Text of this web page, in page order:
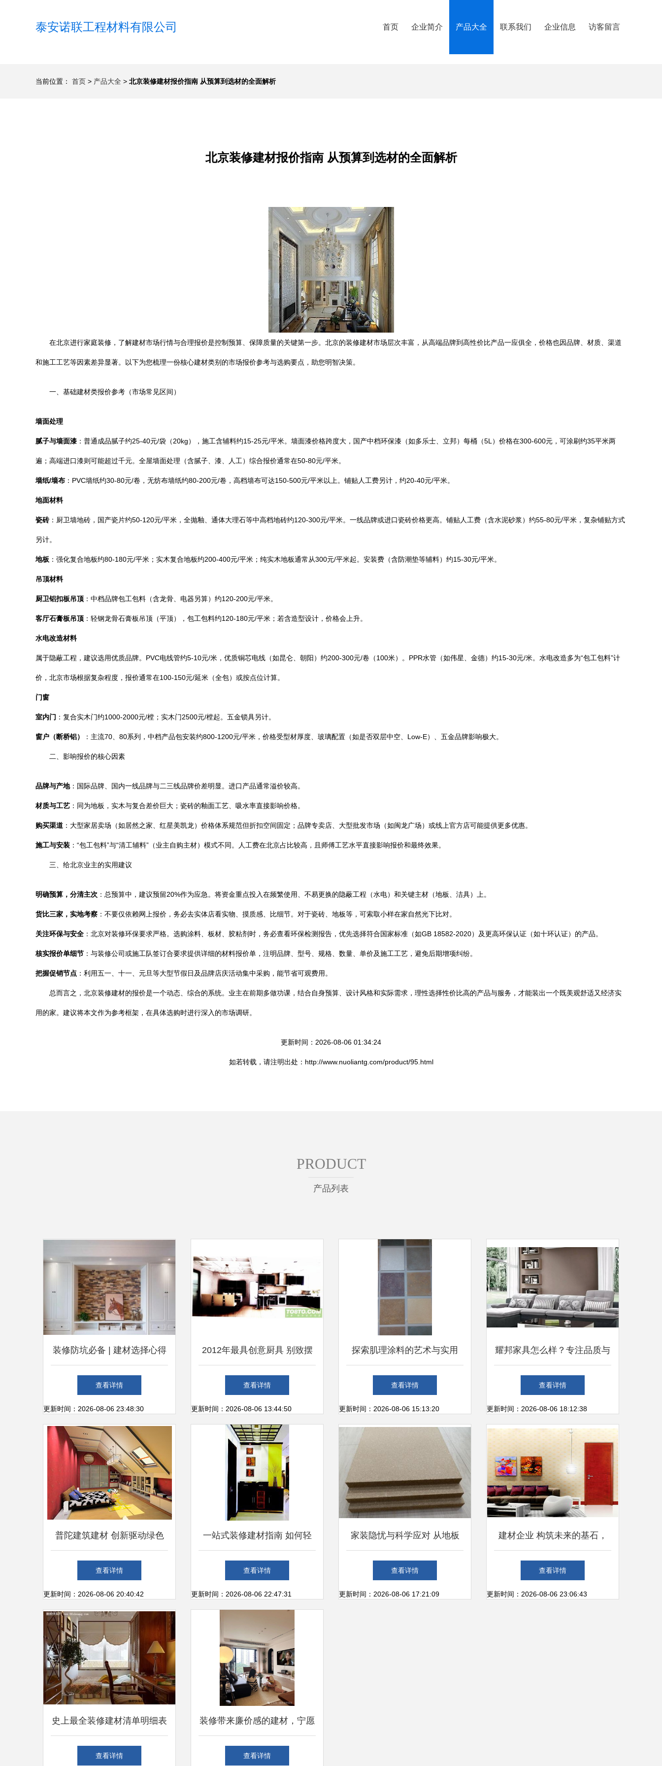
泰安诺联工程材料有限公司 首页 企业简介 产品大全 联系我们 企业信息 访客留言
当前位置： 首页 > 产品大全 > 北京装修建材报价指南 从预算到选材的全面解析
北京装修建材报价指南 从预算到选材的全面解析
在北京进行家庭装修，了解建材市场行情与合理报价是控制预算、保障质量的关键第一步。北京的装修建材市场层次丰富，从高端品牌到高性价比产品一应俱全，价格也因品牌、材质、渠道
和施工工艺等因素差异显著。以下为您梳理一份核心建材类别的市场报价参考与选购要点，助您明智决策。
一、基础建材类报价参考（市场常见区间）
墙面处理
腻子与墙面漆 ：普通成品腻子约25-40元/袋（20kg），施工含辅料约15-25元/平米。墙面漆价格跨度大，国产中档环保漆（如多乐士、立邦）每桶（5L）价格在300-600元，可涂刷约35平米两
遍；高端进口漆则可能超过千元。全屋墙面处理（含腻子、漆、人工）综合报价通常在50-80元/平米。
墙纸/墙布 ：PVC墙纸约30-80元/卷，无纺布墙纸约80-200元/卷，高档墙布可达150-500元/平米以上。铺贴人工费另计，约20-40元/平米。
地面材料
瓷砖：厨卫墙地砖，国产瓷片约50-120元/平米，全抛釉、通体大理石等中高档地砖约120-300元/平米。一线品牌或进口瓷砖价格更高。铺贴人工费（含水泥砂浆）约55-80元/平米，复杂铺贴方式
另计。
地板 ：强化复合地板约80-180元/平米；实木复合地板约200-400元/平米；纯实木地板通常从300元/平米起。安装费（含防潮垫等辅料）约15-30元/平米。
吊顶材料
厨卫铝扣板吊顶 ：中档品牌包工包料（含龙骨、电器另算）约120-200元/平米。
客厅石膏板吊顶 ：轻钢龙骨石膏板吊顶（平顶），包工包料约120-180元/平米；若含造型设计，价格会上升。
水电改造材料
属于隐蔽工程，建议选用优质品牌。PVC电线管约5-10元/米，优质铜芯电线（如昆仑、朝阳）约200-300元/卷（100米）。PPR水管（如伟星、金德）约15-30元/米。水电改造多为“包工包料”计
价，北京市场根据复杂程度，报价通常在100-150元/延米（全包）或按点位计算。
门窗
室内门 ：复合实木门约1000-2000元/樘；实木门2500元/樘起。五金锁具另计。
窗户（断桥铝） ：主流70、80系列，中档产品包安装约800-1200元/平米，价格受型材厚度、玻璃配置（如是否双层中空、Low-E）、五金品牌影响极大。
二、影响报价的核心因素
品牌与产地：国际品牌、国内一线品牌与二三线品牌价差明显。进口产品通常溢价较高。
材质与工艺 ：同为地板，实木与复合差价巨大；瓷砖的釉面工艺、吸水率直接影响价格。
购买渠道 ：大型家居卖场（如居然之家、红星美凯龙）价格体系规范但折扣空间固定；品牌专卖店、大型批发市场（如闽龙广场）或线上官方店可能提供更多优惠。
施工与安装 ：“包工包料”与“清工辅料”（业主自购主材）模式不同。人工费在北京占比较高，且师傅工艺水平直接影响报价和最终效果。
三、给北京业主的实用建议
明确预算，分清主次 ：总预算中，建议预留20%作为应急。将资金重点投入在频繁使用、不易更换的隐蔽工程（水电）和关键主材（地板、洁具）上。
货比三家，实地考察 ：不要仅依赖网上报价，务必去实体店看实物、摸质感、比细节。对于瓷砖、地板等，可索取小样在家自然光下比对。
关注环保与安全 ：北京对装修环保要求严格。选购涂料、板材、胶粘剂时，务必查看环保检测报告，优先选择符合国家标准（如GB 18582-2020）及更高环保认证（如十环认证）的产品。
核实报价单细节 ：与装修公司或施工队签订合要求提供详细的材料报价单，注明品牌、型号、规格、数量、单价及施工工艺，避免后期增项纠纷。
把握促销节点 ：利用五一、十一、元旦等大型节假日及品牌店庆活动集中采购，能节省可观费用。
总而言之，北京装修建材的报价是一个动态、综合的系统。业主在前期多做功课，结合自身预算、设计风格和实际需求，理性选择性价比高的产品与服务，才能装出一个既美观舒适又经济实
用的家。建议将本文作为参考框架，在具体选购时进行深入的市场调研。
更新时间：2026-08-06 01:34:24
如若转载，请注明出处：http://www.nuoliantg.com/product/95.html
PRODUCT
产品列表
装修防坑必备 | 建材选择心得
全在这了
查看详情
更新时间：2026-08-06 23:48:30
2012年最具创意厨具 别致摆
设点亮厨房美学——装修建材
论坛热议
查看详情
更新时间：2026-08-06 13:44:50
探索肌理涂料的艺术与实用
现代装修建材的新选择
查看详情
更新时间：2026-08-06 15:13:20
耀邦家具怎么样？专注品质与
设计，打造理想家居体验
查看详情
更新时间：2026-08-06 18:12:38
普陀建筑建材 创新驱动绿色
转型，打造品质工程新标杆
查看详情
更新时间：2026-08-06 20:40:42
一站式装修建材指南 如何轻
松搞定家庭装修
查看详情
更新时间：2026-08-06 22:47:31
家装隐忧与科学应对 从地板
甲醛事件看装修后健康守护之
道
查看详情
更新时间：2026-08-06 17:21:09
建材企业 构筑未来的基石，
装修第一网建材企业频道引领
行业新篇章
查看详情
更新时间：2026-08-06 23:06:43
史上最全装修建材清单明细表
从硬装到软装，打造理想家园
查看详情
装修带来廉价感的建材，宁愿
不做 四类需谨慎避开的材料
查看详情